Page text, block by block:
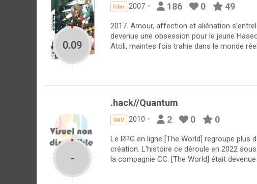
0.09
Film 2007 186 0 49
2017. Amour, affection et aliénation
devenue une obsession pour le jeune
Atoli, maintes fois trahie dans le monde
-
.hack//Quantum
OAV 2010 2 0 0
Le RPG en ligne [The World] regroupe
création. L'histoire ce déroule en 2022
la compagnie CC. [The World] était